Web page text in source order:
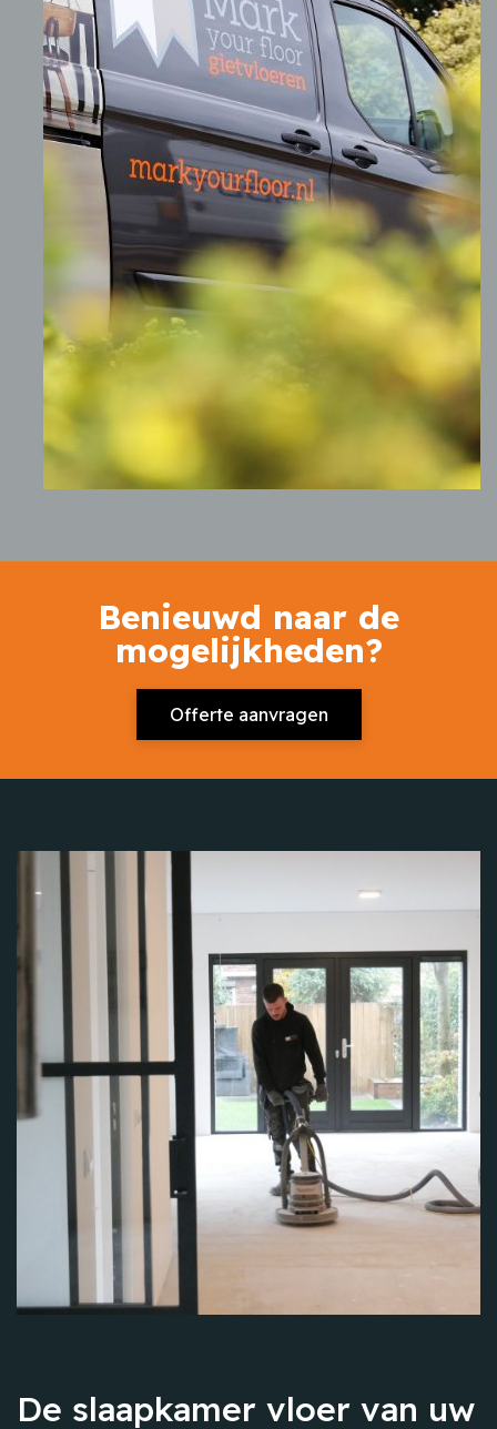
Benieuwd naar de
mogelijkheden?
Offerte aanvragen
De slaapkamer vloer van uw